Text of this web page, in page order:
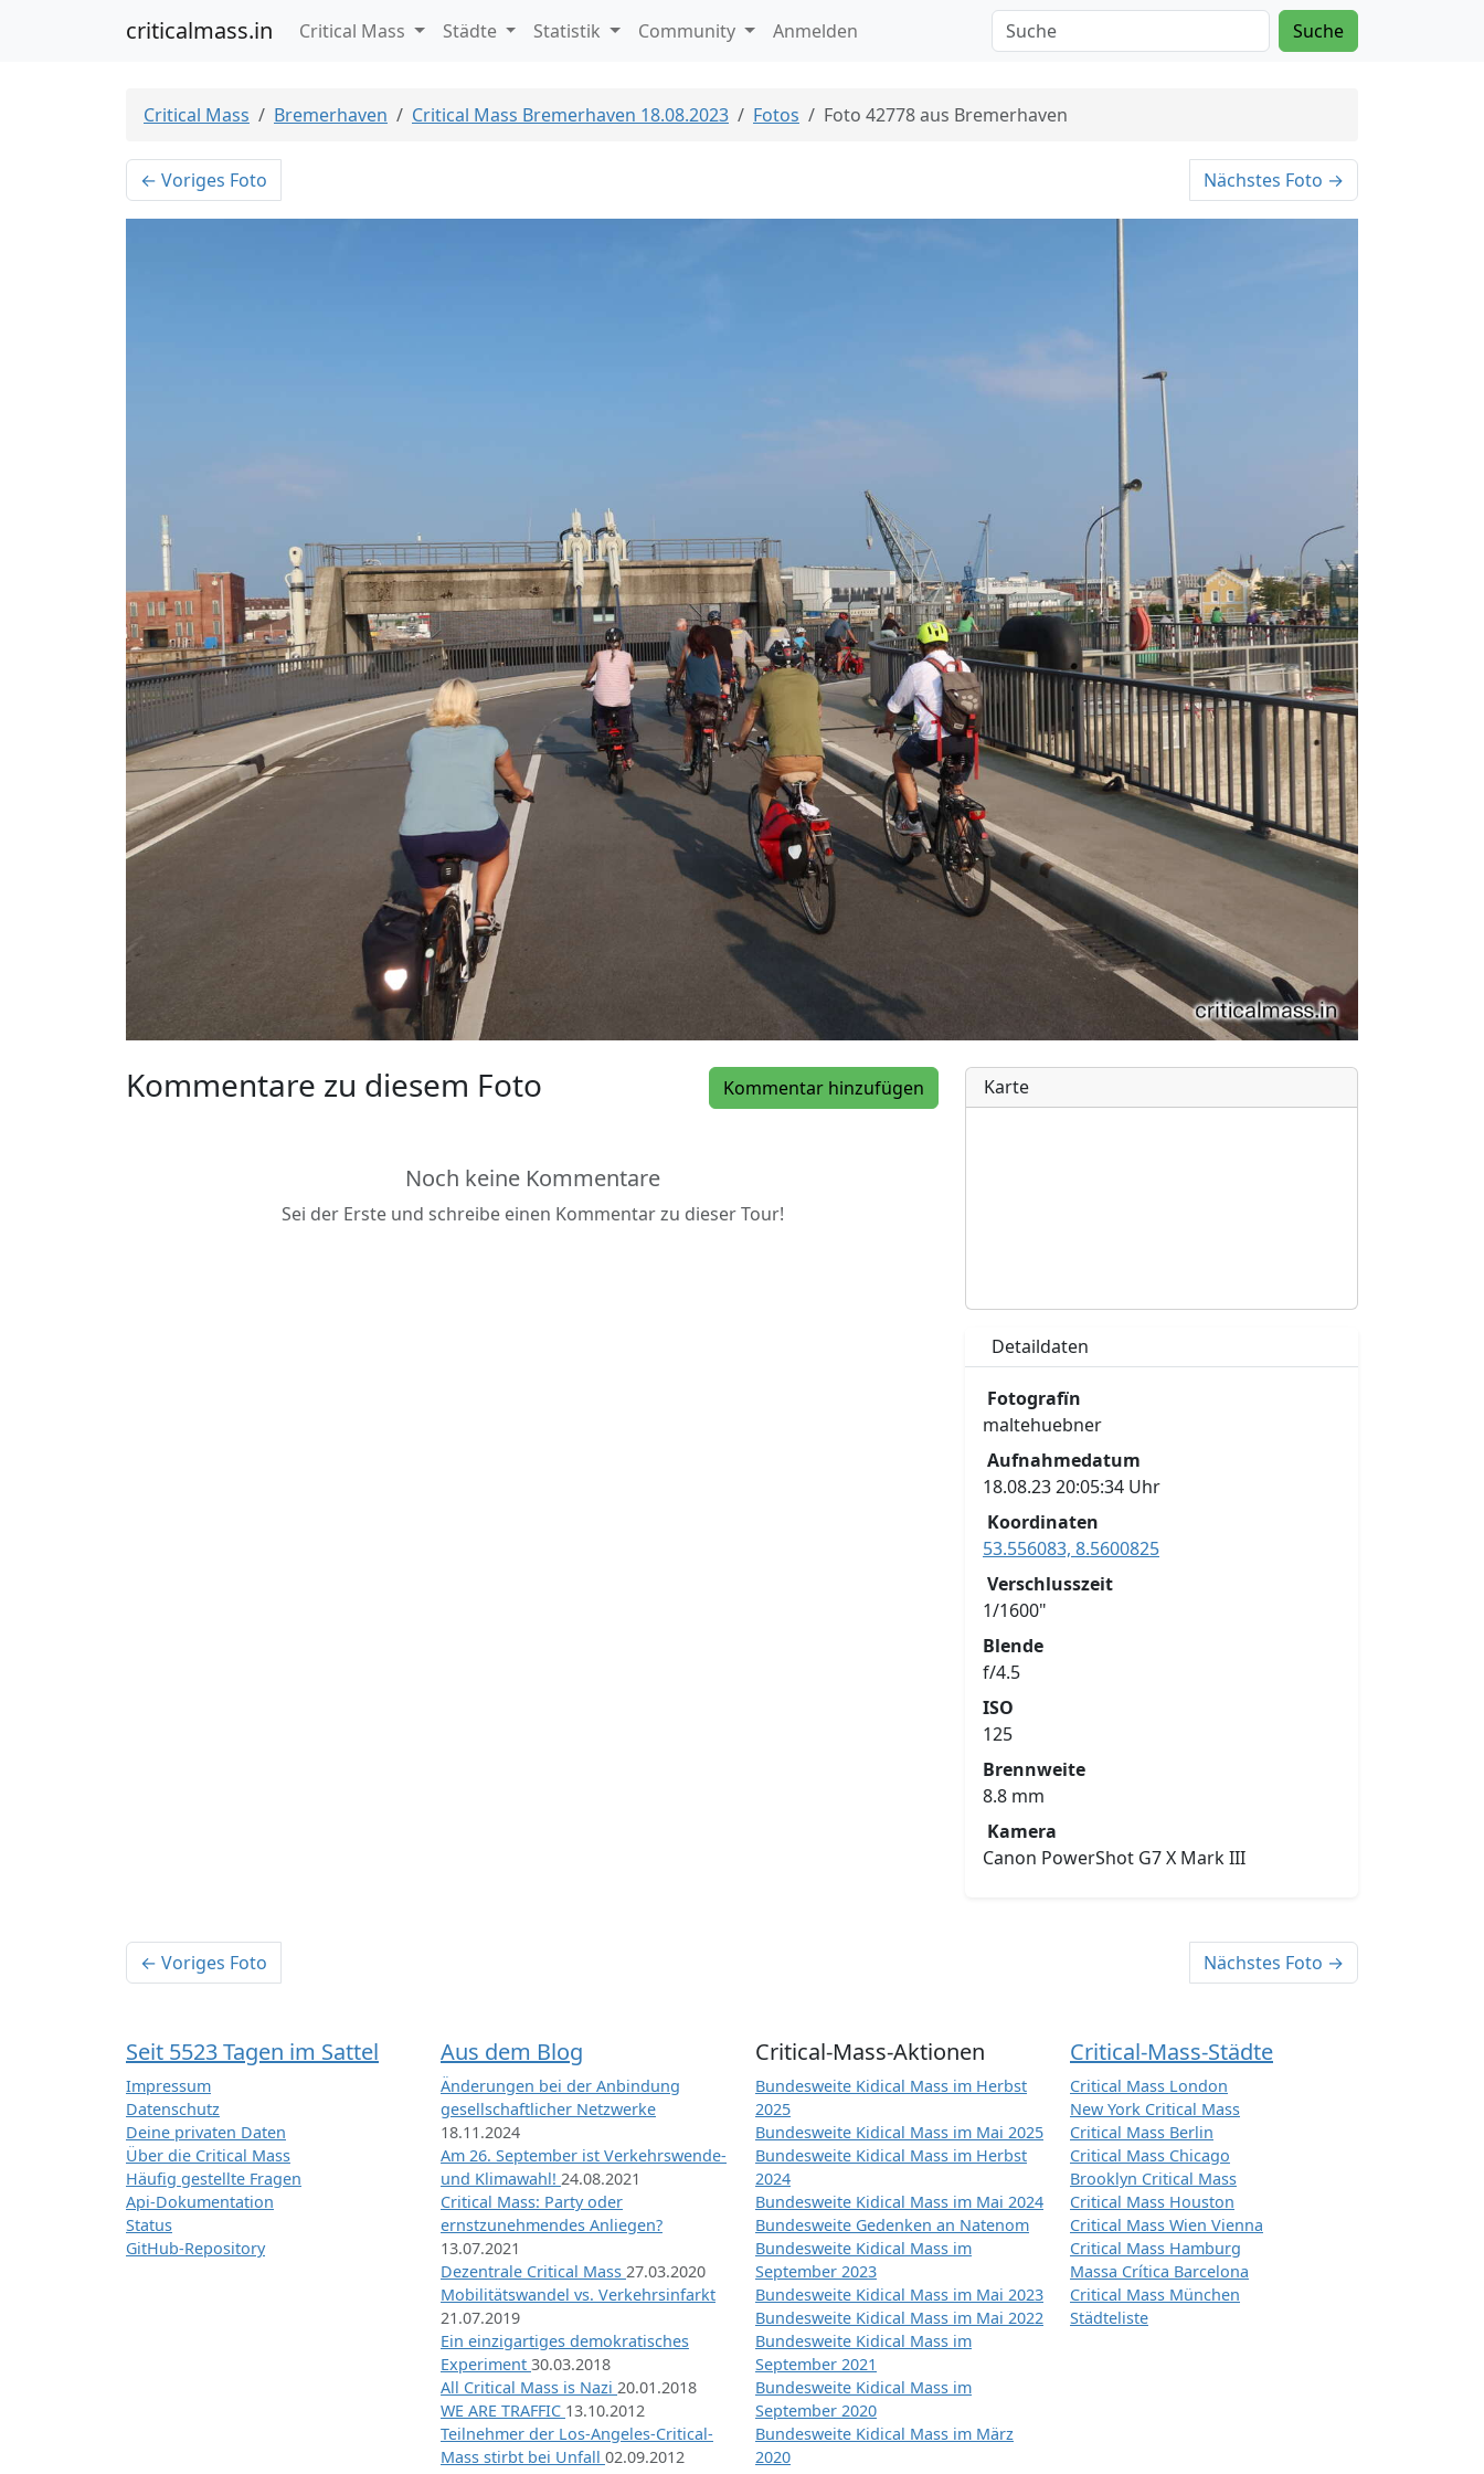
criticalmass.in Critical Mass Städte Statistik Community Anmelden Suche
Critical Mass Bremerhaven Critical Mass Bremerhaven 18.08.2023 Fotos Foto 42778 aus Bremerhaven
← Voriges Foto Nächstes Foto →
Kommentar hinzufügen
Kommentare zu diesem Foto
Noch keine Kommentare
Sei der Erste und schreibe einen Kommentar zu dieser Tour!
Karte
Detaildaten
Fotografïn
maltehuebner
Aufnahmedatum
18.08.23 20:05:34 Uhr
Koordinaten
53.556083, 8.5600825
Verschlusszeit
1/1600"
Blende
f/4.5
ISO
125
Brennweite
8.8 mm
Kamera
Canon PowerShot G7 X Mark III
← Voriges Foto Nächstes Foto →
Seit 5523 Tagen im Sattel
Impressum
Datenschutz
Deine privaten Daten
Über die Critical Mass
Häufig gestellte Fragen
Api-Dokumentation
Status
GitHub-Repository
Aus dem Blog
Änderungen bei der Anbindung
gesellschaftlicher Netzwerke
18.11.2024
Am 26. September ist Verkehrswende-
und Klimawahl! 24.08.2021
Critical Mass: Party oder
ernstzunehmendes Anliegen?
13.07.2021
Dezentrale Critical Mass 27.03.2020
Mobilitätswandel vs. Verkehrsinfarkt
21.07.2019
Ein einzigartiges demokratisches
Experiment 30.03.2018
All Critical Mass is Nazi 20.01.2018
WE ARE TRAFFIC 13.10.2012
Teilnehmer der Los-Angeles-Critical-
Mass stirbt bei Unfall 02.09.2012
Critical-Mass-Aktionen
Bundesweite Kidical Mass im Herbst
2025
Bundesweite Kidical Mass im Mai 2025
Bundesweite Kidical Mass im Herbst
2024
Bundesweite Kidical Mass im Mai 2024
Bundesweite Gedenken an Natenom
Bundesweite Kidical Mass im
September 2023
Bundesweite Kidical Mass im Mai 2023
Bundesweite Kidical Mass im Mai 2022
Bundesweite Kidical Mass im
September 2021
Bundesweite Kidical Mass im
September 2020
Bundesweite Kidical Mass im März
2020
Critical-Mass-Städte
Critical Mass London
New York Critical Mass
Critical Mass Berlin
Critical Mass Chicago
Brooklyn Critical Mass
Critical Mass Houston
Critical Mass Wien Vienna
Critical Mass Hamburg
Massa Crítica Barcelona
Critical Mass München
Städteliste